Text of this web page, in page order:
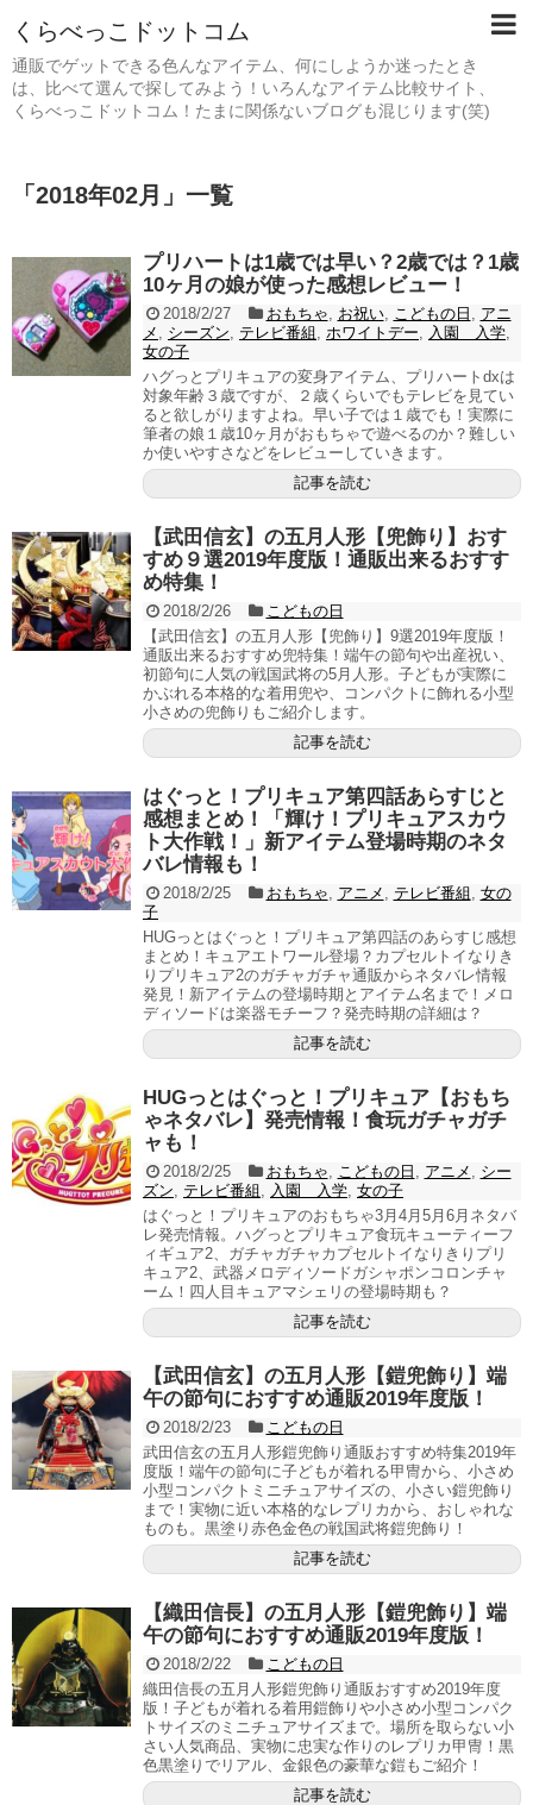
くらべっこドットコム
通販でゲットできる色んなアイテム、何にしようか迷ったとき
は、比べて選んで探してみよう！いろんなアイテム比較サイト、
くらべっこドットコム！たまに関係ないブログも混じります(笑)
「 2018年02月 」 一覧
プリハートは1歳では早い？2歳では？1歳
10ヶ月の娘が使った感想レビュー！
2018/2/27 おもちゃ お祝い, こどもの日
アニ
メ
シーズン テレビ番組 ホワイトデー 入園 入学
女の子
ハグっとプリキュアの変身アイテム、プリハートdxは
対象年齢３歳ですが、２歳くらいでもテレビを見てい
ると欲しがりますよね。早い子では１歳でも！実際に
筆者の娘１歳10ヶ月がおもちゃで遊べるのか？難しい
か使いやすさなどをレビューしていきます。
記事を読む
【武田信玄】の五月人形【兜飾り】おす
すめ９選2019年度版！通販出来るおすす
め特集！
2018/2/26
こどもの日
【武田信玄】の五月人形【兜飾り】9選2019年度版！
通販出来るおすすめ兜特集！端午の節句や出産祝い、
初節句に人気の戦国武将の5月人形。子どもが実際に
かぶれる本格的な着用兜や、コンパクトに飾れる小型
小さめの兜飾りもご紹介します。
記事を読む
はぐっと！プリキュア第四話あらすじと
感想まとめ！「輝け！プリキュアスカウ
ト大作戦！」新アイテム登場時期のネタ
バレ情報も！
2018/2/25 おもちゃ アニメ テレビ番組
女の
子
HUGっとはぐっと！プリキュア第四話のあらすじ感想
まとめ！キュアエトワール登場？カプセルトイなりき
りプリキュア2のガチャガチャ通販からネタバレ情報
発見！新アイテムの登場時期とアイテム名まで！メロ
ディソードは楽器モチーフ？発売時期の詳細は？
記事を読む
HUGっとはぐっと！プリキュア【おもち
ゃネタバレ】発売情報！食玩ガチャガチ
ャも！
2018/2/25 おもちゃ こどもの日 アニメ
シー
ズン
テレビ番組 入園 入学 女の子
はぐっと！プリキュアのおもちゃ3月4月5月6月ネタバ
レ発売情報。ハグっとプリキュア食玩キューティーフ
ィギュア2、ガチャガチャカプセルトイなりきりプリ
キュア2、武器メロディソードガシャポンコロンチャ
ーム！四人目キュアマシェリの登場時期も？
記事を読む
【武田信玄】の五月人形【鎧兜飾り】端
午の節句におすすめ通販2019年度版！
2018/2/23
こどもの日
武田信玄の五月人形鎧兜飾り通販おすすめ特集2019年
度版！端午の節句に子どもが着れる甲冑から、小さめ
小型コンパクトミニチュアサイズの、小さい鎧兜飾り
まで！実物に近い本格的なレプリカから、おしゃれな
ものも。黒塗り赤色金色の戦国武将鎧兜飾り！
記事を読む
【織田信長】の五月人形【鎧兜飾り】端
午の節句におすすめ通販2019年度版！
2018/2/22
こどもの日
織田信長の五月人形鎧兜飾り通販おすすめ2019年度
版！子どもが着れる着用鎧飾りや小さめ小型コンパク
トサイズのミニチュアサイズまで。場所を取らない小
さい人気商品、実物に忠実な作りのレプリカ甲冑！黒
色黒塗りでリアル、金銀色の豪華な鎧もご紹介！
記事を読む